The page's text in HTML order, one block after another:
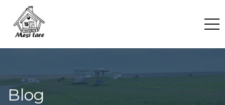
content
Blog